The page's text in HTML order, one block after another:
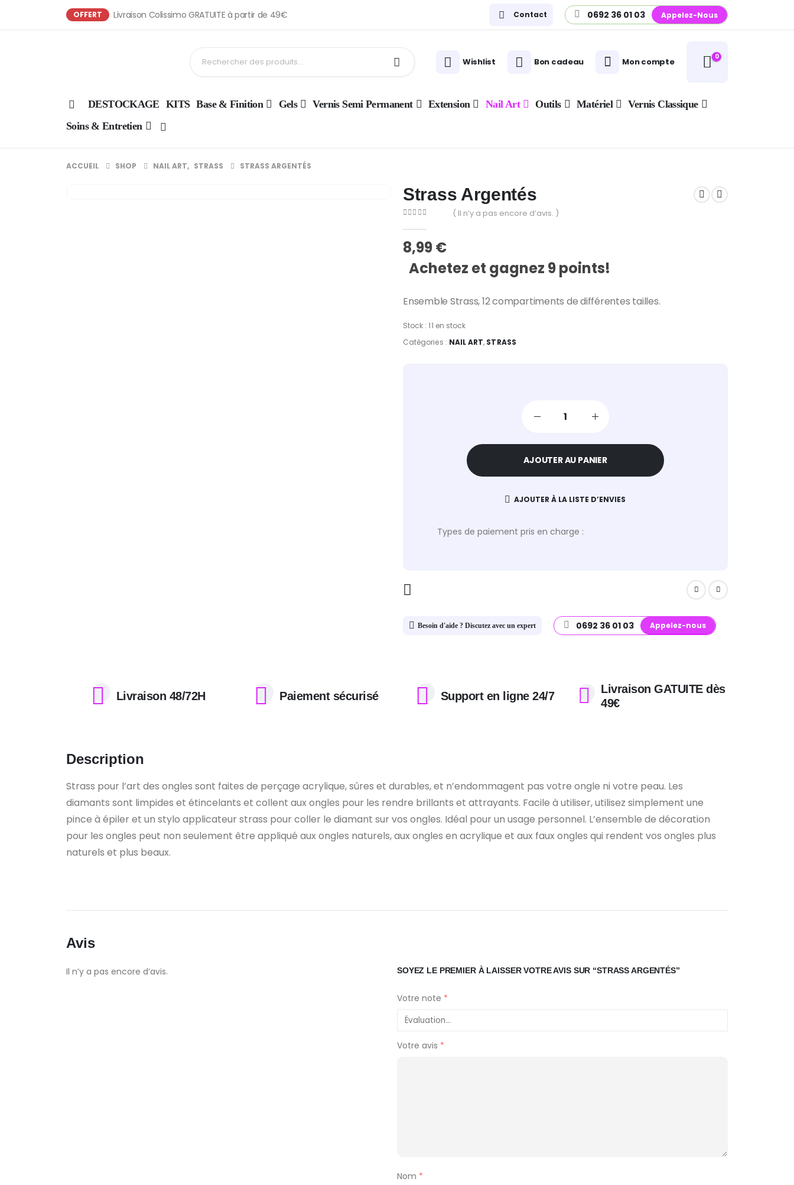
OFFERT Livraison Colissimo GRATUITE à partir de 49€ Contact 0692 36 01 03 Appelez-Nous
Wishlist Bon cadeau Mon compte 0
DESTOCKAGE KITS Base & Finition Gels Vernis Semi Permanent Extension Nail Art Outils Matériel
Vernis Classique
Soins & Entretien
ACCUEIL SHOP NAIL ART, STRASS STRASS ARGENTÉS
Strass Argentés
( Il n’y a pas encore d’avis. )
8,99€
Achetez et gagnez 9 points!
Ensemble Strass, 12 compartiments de différentes tailles.
Stock :11 en stock
Catégories : NAIL ART, STRASS
AJOUTER AU PANIER
AJOUTER À LA LISTE D’ENVIES
Types de paiement pris en charge :
Besoin d'aide ? Discutez avec un expert 0692 36 01 03 Appelez-nous
Livraison 48/72H Paiement sécurisé Support en ligne 24/7
Livraison GATUITE dès
49€
Description
Strass pour l’art des ongles sont faites de perçage acrylique, sûres et durables, et n’endommagent pas votre ongle ni votre peau. Les
diamants sont limpides et étincelants et collent aux ongles pour les rendre brillants et attrayants. Facile à utiliser, utilisez simplement une
pince à épiler et un stylo applicateur strass pour coller le diamant sur vos ongles. Idéal pour un usage personnel. L’ensemble de décoration
pour les ongles peut non seulement être appliqué aux ongles naturels, aux ongles en acrylique et aux faux ongles qui rendent vos ongles plus
naturels et plus beaux.
Avis
Il n’y a pas encore d’avis. SOYEZ LE PREMIER À LAISSER VOTRE AVIS SUR “STRASS ARGENTÉS”
Votre note *
Votre avis *
Nom *